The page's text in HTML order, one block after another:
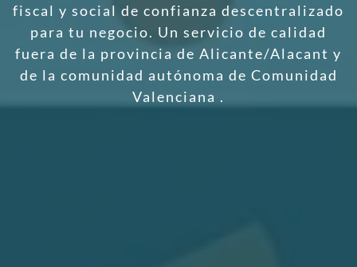
fiscal y social de confianza descentralizado
para tu negocio. Un servicio de calidad
fuera de la provincia de Alicante/Alacant y
de la comunidad autónoma de Comunidad
Valenciana .